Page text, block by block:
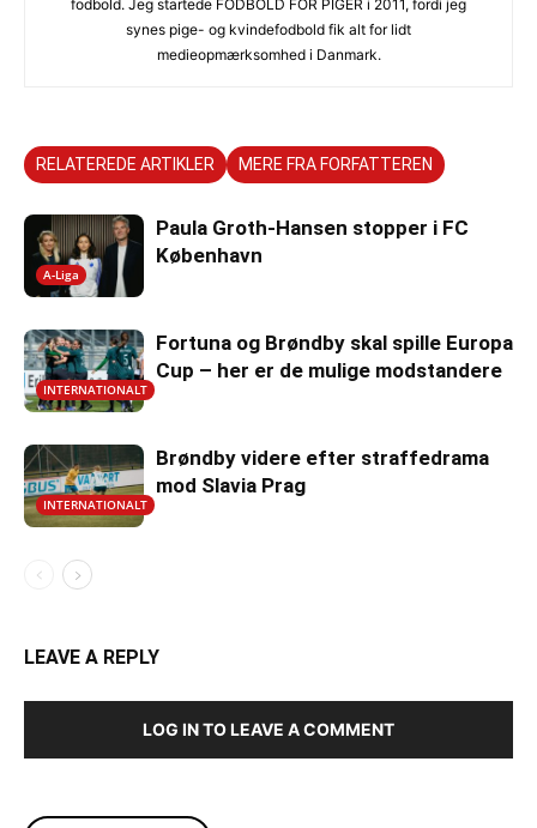
fodbold. Jeg startede FODBOLD FOR PIGER i 2011, fordi jeg
synes pige- og kvindefodbold fik alt for lidt
medieopmærksomhed i Danmark.
RELATEREDE ARTIKLER MERE FRA FORFATTEREN
A-Liga
Paula Groth-Hansen stopper i FC
København
INTERNATIONALT
Fortuna og Brøndby skal spille Europa
Cup – her er de mulige modstandere
INTERNATIONALT
Brøndby videre efter straffedrama
mod Slavia Prag
LEAVE A REPLY
LOG IN TO LEAVE A COMMENT